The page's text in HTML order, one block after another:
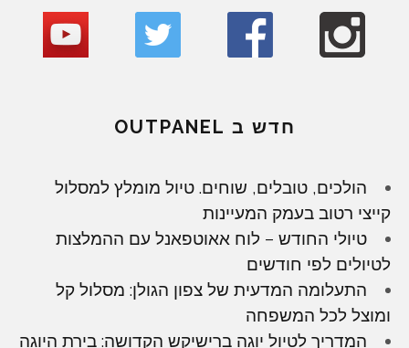
חדש ב OUTPANEL
הולכים, טובלים, שוחים. טיול מומלץ למסלול
קייצי רטוב בעמק המעיינות
טיולי החודש – לוח אאוטפאנל עם ההמלצות
לטיולים לפי חודשים
התעלומה המדעית של צפון הגולן: מסלול קל
ומוצל לכל המשפחה
המדריך לטיול יוגה ברישיקש הקדושה: בירת היוגה